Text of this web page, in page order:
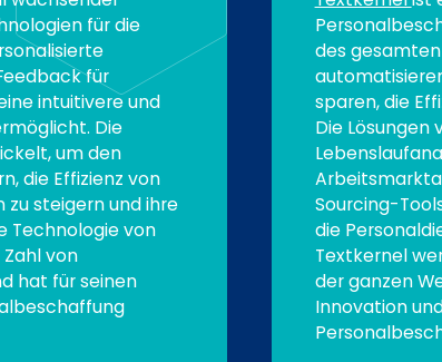
für die
für
intuitivere und
Die
um den
die Effizienz von
steigern und ihre
Technologie von
von
hat für seinen
des
sparen, die
Die Lösungen
Sourcing-
die
Textkernel
der ganzen
Innovation